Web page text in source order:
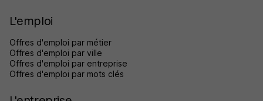
L'emploi
Offres d'emploi par métier
Offres d'emploi par ville
Offres d'emploi par entreprise
Offres d'emploi par mots clés